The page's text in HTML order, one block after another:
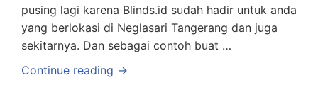
pusing lagi karena Blinds.id sudah hadir untuk anda
yang berlokasi di Neglasari Tangerang dan juga
sekitarnya. Dan sebagai contoh buat …
Continue reading →